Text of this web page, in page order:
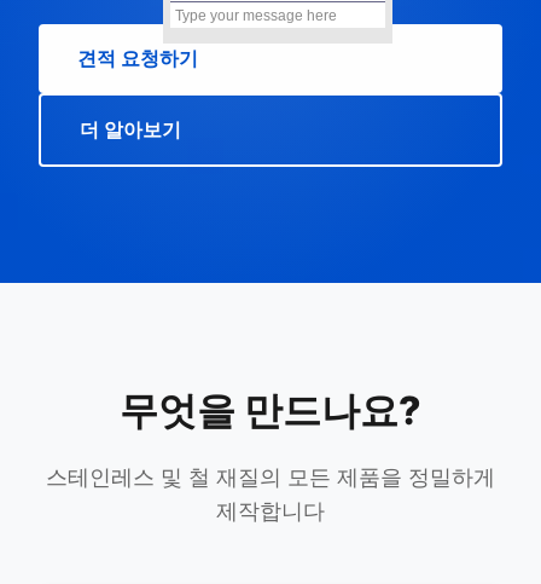
견적 요청하기
더 알아보기
무엇을 만드나요?
스테인레스 및 철 재질의 모든 제품을 정밀하게
제작합니다